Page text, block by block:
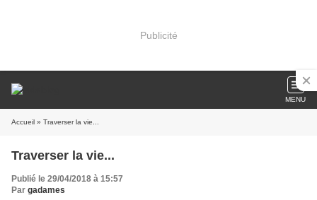
Publicité
MENU
Accueil » Traverser la vie...
Traverser la vie...
Publié le 29/04/2018 à 15:57
Par gadames